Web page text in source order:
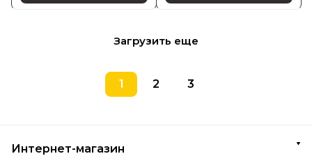
Загрузить еще
1 2 3
Интернет-магазин